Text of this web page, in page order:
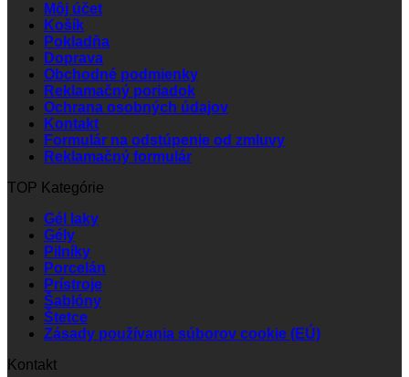
Môj účet
Košík
Pokladňa
Doprava
Obchodné podmienky
Reklamačný poriadok
Ochrana osobných údajov
Kontakt
Formulár na odstúpenie od zmluvy
Reklamačný formulár
TOP Kategórie
Gél laky
Gély
Pilníky
Porcelán
Prístroje
Šablóny
Štetce
Zásady používania súborov cookie (EÚ)
Kontakt